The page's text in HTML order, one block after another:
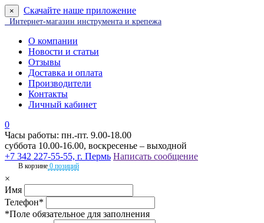
× Скачайте наше приложение
Интернет-магазин инструмента и крепежа
О компании
Новости и статьи
Отзывы
Доставка и оплата
Производители
Контакты
Личный кабинет
0
Часы работы: пн.-пт. 9.00-18.00
суббота 10.00-16.00, воскресенье – выходной
+7 342 227-55-55, г. Пермь Написать сообщение
В корзине 0 позиций
×
Имя
Телефон*
*Поле обязательное для заполнения